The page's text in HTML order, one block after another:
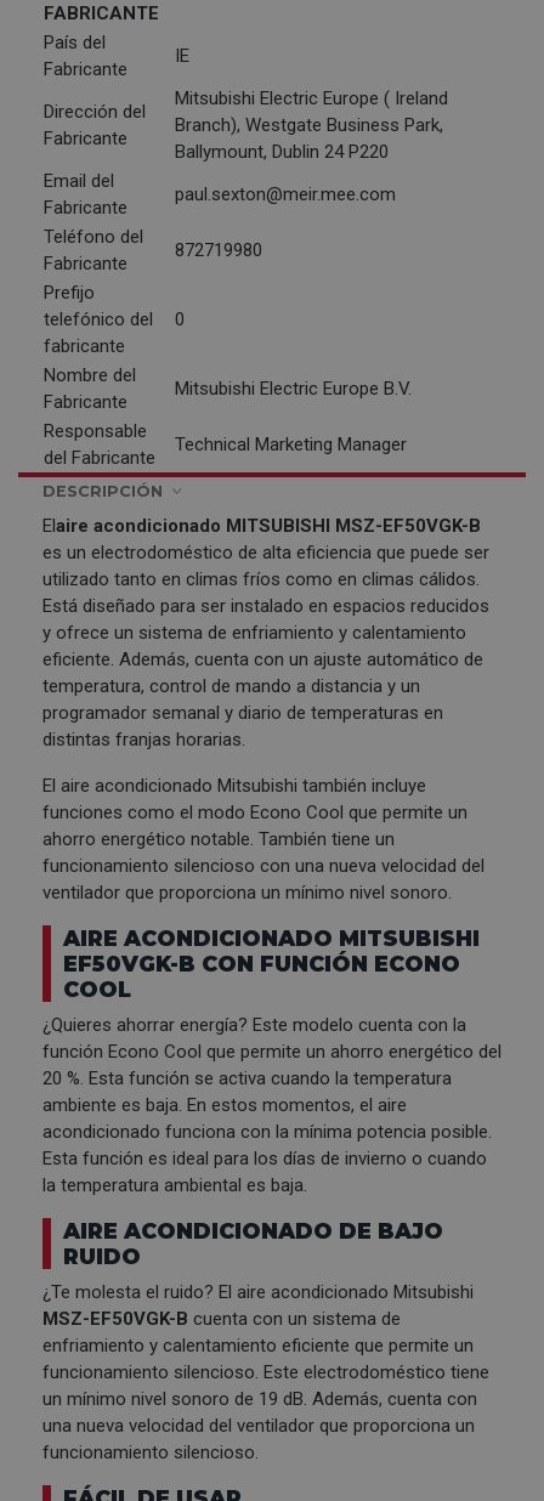
FABRICANTE
País del
Fabricante
IE
Dirección del
Fabricante
Mitsubishi Electric Europe ( Ireland
Branch), Westgate Business Park,
Ballymount, Dublin 24 P220
Email del
Fabricante
paul.sexton@meir.mee.com
Teléfono del
Fabricante
872719980
Prefijo
telefónico del
fabricante
0
Nombre del
Fabricante
Mitsubishi Electric Europe B.V.
Responsable
del Fabricante
Technical Marketing Manager
DESCRIPCIÓN
Elaire acondicionado MITSUBISHI MSZ-EF50VGK-B
es un electrodoméstico de alta eficiencia que puede ser
utilizado tanto en climas fríos como en climas cálidos.
Está diseñado para ser instalado en espacios reducidos
y ofrece un sistema de enfriamiento y calentamiento
eficiente. Además, cuenta con un ajuste automático de
temperatura, control de mando a distancia y un
programador semanal y diario de temperaturas en
distintas franjas horarias.
El aire acondicionado Mitsubishi también incluye
funciones como el modo Econo Cool que permite un
ahorro energético notable. También tiene un
funcionamiento silencioso con una nueva velocidad del
ventilador que proporciona un mínimo nivel sonoro.
AIRE ACONDICIONADO MITSUBISHI
EF50VGK-B CON FUNCIÓN ECONO
COOL
¿Quieres ahorrar energía? Este modelo cuenta con la
función Econo Cool que permite un ahorro energético del
20 %. Esta función se activa cuando la temperatura
ambiente es baja. En estos momentos, el aire
acondicionado funciona con la mínima potencia posible.
Esta función es ideal para los días de invierno o cuando
la temperatura ambiental es baja.
AIRE ACONDICIONADO DE BAJO
RUIDO
¿Te molesta el ruido? El aire acondicionado Mitsubishi
MSZ-EF50VGK-B cuenta con un sistema de
enfriamiento y calentamiento eficiente que permite un
funcionamiento silencioso. Este electrodoméstico tiene
un mínimo nivel sonoro de 19 dB. Además, cuenta con
una nueva velocidad del ventilador que proporciona un
funcionamiento silencioso.